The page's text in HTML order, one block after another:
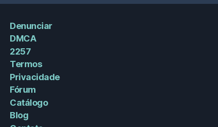
Denunciar
DMCA
2257
Termos
Privacidade
Fórum
Catálogo
Blog